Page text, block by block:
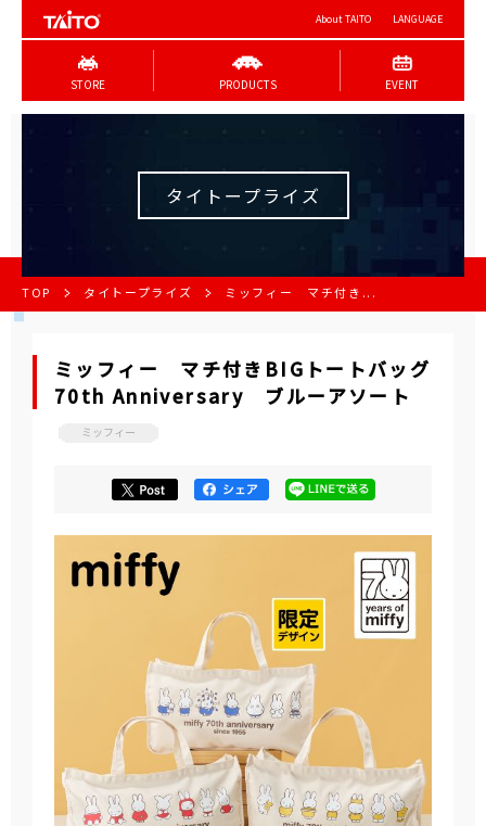
About TAITO LANGUAGE
STORE PRODUCTS EVENT
タイトープライズ
TOP タイトープライズ ミッフィー マチ付き...
ミッフィー マチ付きBIGトートバッグ
70th Anniversary ブルーアソート
ミッフィー